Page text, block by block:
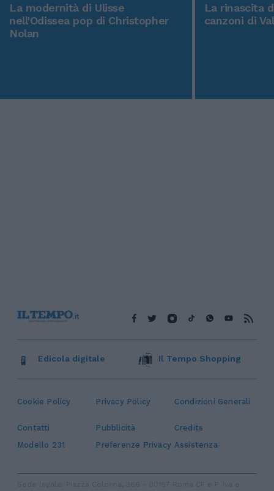
La modernità di Ulisse
nell'Odissea pop di Christopher
Nolan
La rinascita
canzoni di
Cookie Policy Privacy Policy Condizioni Generali
Contatti Pubblicità
Credits
Modello 231
Preferenze Privacy Assistenza
Edicola digitale Il Tempo Shopping